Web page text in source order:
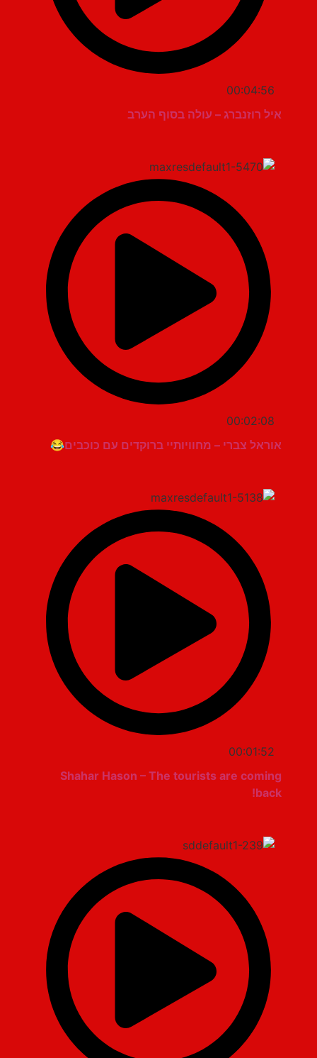
00:04:56
איל רוזנברג – עולה בסוף הערב
00:02:08
אוראל צברי – מחוויותיי ברוקדים עם כוכבים😂
00:01:52
Shahar Hason – The tourists are coming